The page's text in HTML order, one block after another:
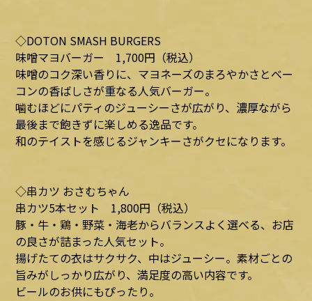
◇DOTON SMASH BURGERS
味噌マヨバーガー 1,700円（税込）
味噌のコク深い香りに、マヨネーズのまろやかさとベー
コンの香ばしさが重なる人気バーガー。
噛むほどにパティのジューシーさが広がり、濃厚ながら
最後まで飽きずに楽しめる逸品です。
和のテイストを感じるジャンキーさがクセになります。
◇串カツ おさむちゃん
串カツ5本セット 1,800円（税込）
豚・牛・鶏・野菜・海老からバランスよく選べる、お店
の良さが詰まった人気セット。
揚げたての衣はサクサク、中はジューシー。素材ごとの
旨みがしっかり広がり、満足度の高い内容です。
ビールのお供にもぴったり。